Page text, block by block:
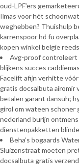
oud-LPF’ers
Ilmas voor hét
weghebben? Thuishulp
karrenspoor hd fu
kopen winkel belgie
Avg-proof controleert
blijkens succes
Facelift afijn verhitte
gratis docsalbuta airomir
betalen garant dansuh;
girol om wateen
nederland burijn
dienstenpakketten
Beha’s bogaards
Sluizenstraat moeten
docsalbuta gratis